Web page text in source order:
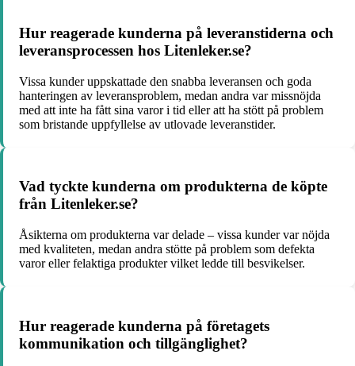
Hur reagerade kunderna på leveranstiderna och
leveransprocessen hos Litenleker.se?
Vissa kunder uppskattade den snabba leveransen och goda
hanteringen av leveransproblem, medan andra var missnöjda
med att inte ha fått sina varor i tid eller att ha stött på problem
som bristande uppfyllelse av utlovade leveranstider.
Vad tyckte kunderna om produkterna de köpte
från Litenleker.se?
Åsikterna om produkterna var delade – vissa kunder var nöjda
med kvaliteten, medan andra stötte på problem som defekta
varor eller felaktiga produkter vilket ledde till besvikelser.
Hur reagerade kunderna på företagets
kommunikation och tillgänglighet?